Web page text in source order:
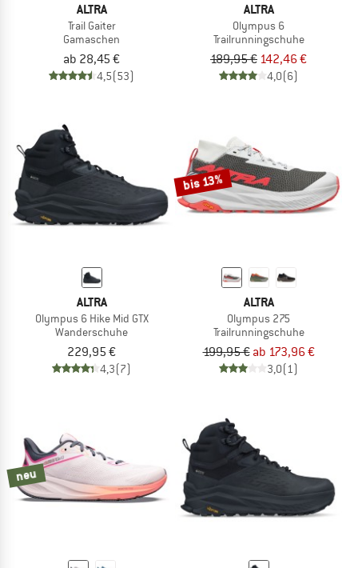
ALTRA
Trail Gaiter
Gamaschen
ab 28,45 €
4,5(53)
ALTRA
Olympus 6
Trailrunningschuhe
189,95 € 142,46 €
4,0(6)
ALTRA
Olympus 6 Hike Mid GTX
Wanderschuhe
229,95 €
4,3(7)
bis 13%
ALTRA
Olympus 275
Trailrunningschuhe
199,95 € ab 173,96 €
3,0(1)
neu